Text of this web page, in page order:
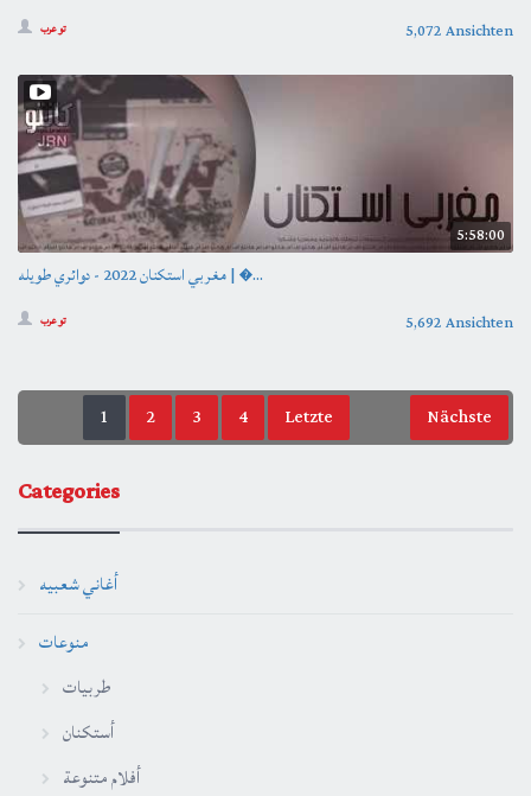
تو عرب 5,072 Ansichten
5:58:00
مغربي استكنان 2022 - دوائري طويله | �...
تو عرب 5,692 Ansichten
1 2 3 4 Nächste
Letzte
Categories
أغاني شعبيه
منوعات
طربيات
أستكنان
أفلام متنوعة